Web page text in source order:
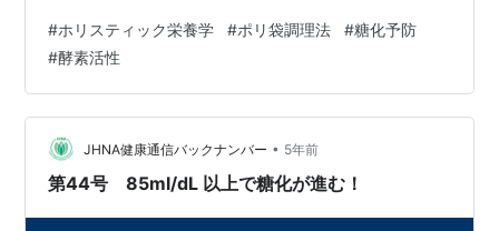
のか、サッパリわからないのサ。 今回は、家庭科の授業
みたいになっちゃいそうだけど、元気に、いってみよう
か～っ♪ ☆ メリットいっぱいの調理法★☆---------------
---------- 【ポリ袋調理】について、前号で、「加熱時間
によっては、酵素活性も保たれるかも」って書いたけ
ど、レシピの…
#ホリスティック栄養学 #ポリ袋調理法 #糖化予防
#酵素活性
JHNA健康通信バックナンバー • 5年前
第44号 85ml/dL 以上で糖化が進む！